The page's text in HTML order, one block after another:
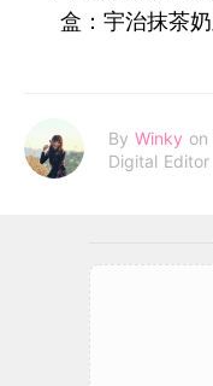
盒：宇治抹茶
By Winky on
Digital Editor